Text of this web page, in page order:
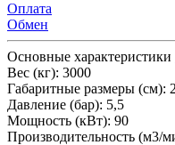
Оплата
Обмен
Основные характеристики
Вес (кг): 3000
Габаритные размеры (см):
Давление (бар): 5,5
Мощность (кВт): 90
Производительность (м3/